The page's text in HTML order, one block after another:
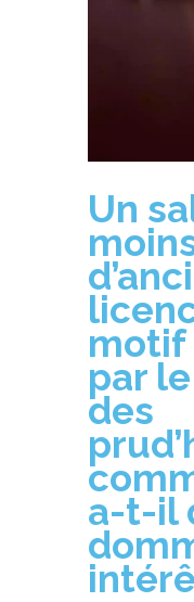
Un
motif
par le
des
a-t-il